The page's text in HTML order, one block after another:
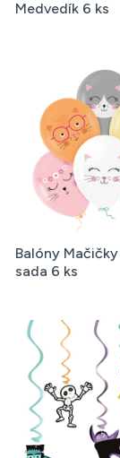
Medvedík 6 ks
Balóny
sada 6 ks